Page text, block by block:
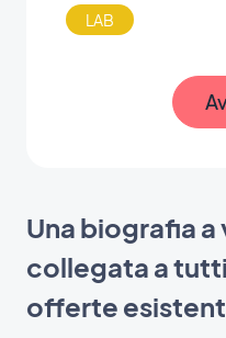
LAB
Una biografia
collegata a
offerte